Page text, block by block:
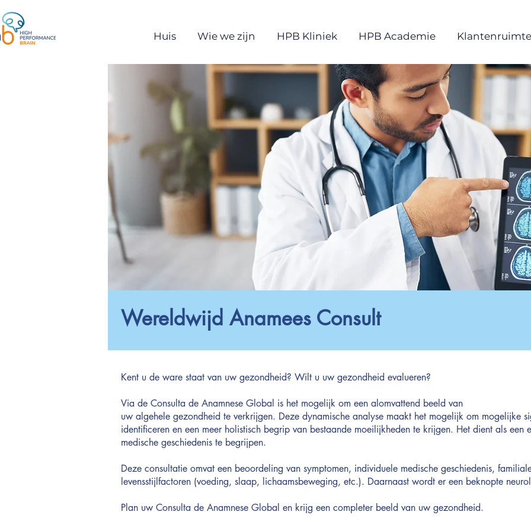
Huis Wie we zijn HPB Kliniek HPB Academie Klantenruimte
Wereldwijd Anamees Consult
Kent u de ware staat van uw gezondheid? Wilt u uw gezondheid evalueren?
Via de Consulta de Anamnese Global is het mogelijk om een alomvattend beeld van
uw algehele gezondheid te verkrijgen. Deze dynamische analyse maakt het mogelijk om mogelijke
identificeren en een meer holistisch begrip van bestaande moeilijkheden te krijgen. Het dient als een
medische geschiedenis te begrijpen.
Deze consultatie omvat een beoordeling van symptomen, individuele medische geschiedenis,
levensstijlfactoren (voeding, slaap, lichaamsbeweging, etc.). Daarnaast wordt er een beknopte
Plan uw Consulta de Anamnese Global en krijg een completer beeld van uw gezondheid.